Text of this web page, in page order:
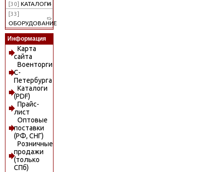
[30] КАТАЛОГИ
[33]
ОБОРУДОВАНИЕ
Информация
Карта
сайта
Военторги
С-
Петербурга
Каталоги
(PDF)
Прайс-
лист
Оптовые
поставки
(РФ, СНГ)
Розничные
продажи
(только
СПб)